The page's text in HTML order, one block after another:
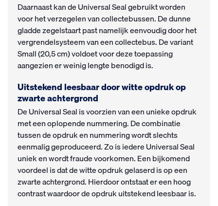
Daarnaast kan de Universal Seal gebruikt worden
voor het verzegelen van collectebussen. De dunne
gladde zegelstaart past namelijk eenvoudig door het
vergrendelsysteem van een collectebus. De variant
Small (20,5 cm) voldoet voor deze toepassing
aangezien er weinig lengte benodigd is.
Uitstekend leesbaar door witte opdruk op
zwarte achtergrond
De Universal Seal is voorzien van een unieke opdruk
met een oplopende nummering. De combinatie
tussen de opdruk en nummering wordt slechts
eenmalig geproduceerd. Zo is iedere Universal Seal
uniek en wordt fraude voorkomen. Een bijkomend
voordeel is dat de witte opdruk gelaserd is op een
zwarte achtergrond. Hierdoor ontstaat er een hoog
contrast waardoor de opdruk uitstekend leesbaar is.